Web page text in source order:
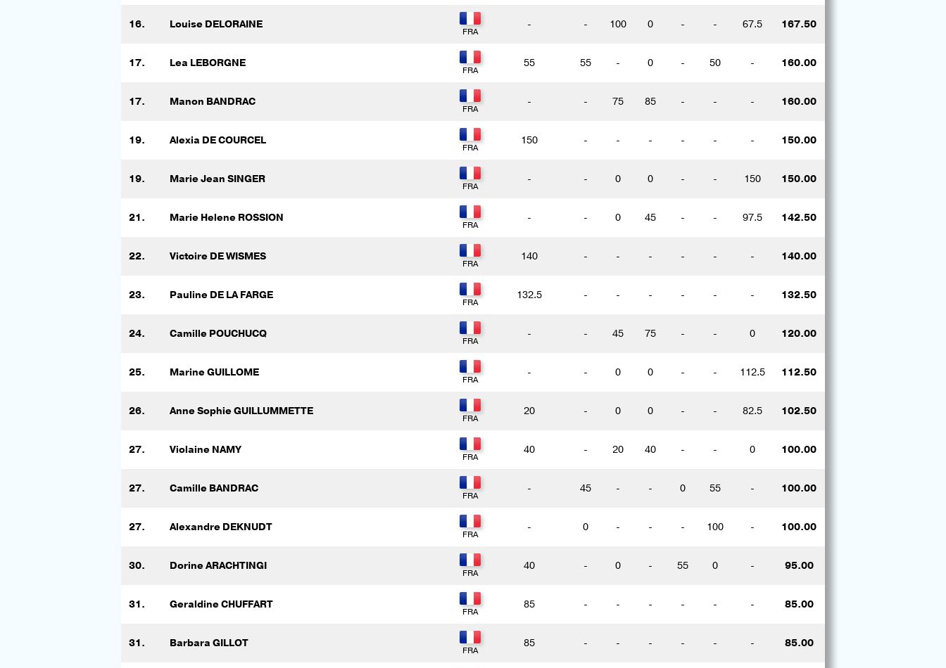
16. Louise DELORAINE - - 100 0 - - 67.5 167.50
17. Lea LEBORGNE 55 55 - 0 - 50 - 160.00
17. Manon BANDRAC - - 75 85 - - - 160.00
19. Alexia DE COURCEL 150 - - - - - - 150.00
19. Marie Jean SINGER - - 0 0 - - 150 150.00
21. Marie Helene ROSSION - - 0 45 - - 97.5 142.50
22. Victoire DE WISMES 140 - - - - - - 140.00
23. Pauline DE LA FARGE 132.5 - - - - - - 132.50
24. Camille POUCHUCQ - - 45 75 - - 0 120.00
25. Marine GUILLOME - - 0 0 - - 112.5 112.50
26. Anne Sophie GUILLUMMETTE 20 - 0 0 - - 82.5 102.50
27. Violaine NAMY 40 - 20 40 - - 0 100.00
27. Camille BANDRAC - 45 - - 0 55 - 100.00
27. Alexandre DEKNUDT - 0 - - - 100 - 100.00
30. Dorine ARACHTINGI 40 - 0 - 55 0 - 95.00
31. Geraldine CHUFFART 85 - - - - - - 85.00
31. Barbara GILLOT 85 - - - - - - 85.00